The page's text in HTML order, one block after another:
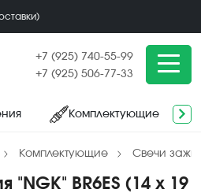
)
+7 (925) 740-55-99
+7 (925) 506-77-33
Комплектующие
Комплектующие Свечи
BR6ES (14 х 19